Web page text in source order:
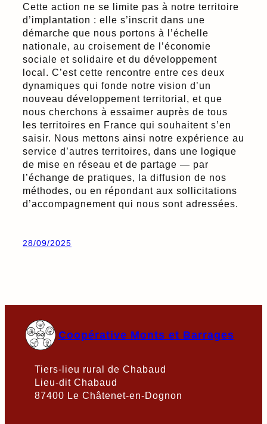
Cette action ne se limite pas à notre territoire
d’implantation : elle s’inscrit dans une
démarche que nous portons à l’échelle
nationale, au croisement de l’économie
sociale et solidaire et du développement
local. C’est cette rencontre entre ces deux
dynamiques qui fonde notre vision d’un
nouveau développement territorial, et que
nous cherchons à essaimer auprès de tous
les territoires en France qui souhaitent s’en
saisir. Nous mettons ainsi notre expérience au
service d’autres territoires, dans une logique
de mise en réseau et de partage — par
l’échange de pratiques, la diffusion de nos
méthodes, ou en répondant aux sollicitations
d’accompagnement qui nous sont adressées.
28/09/2025
Coopérative Monts et Barrages
Tiers-lieu rural de Chabaud
Lieu-dit Chabaud
87400 Le Châtenet-en-Dognon